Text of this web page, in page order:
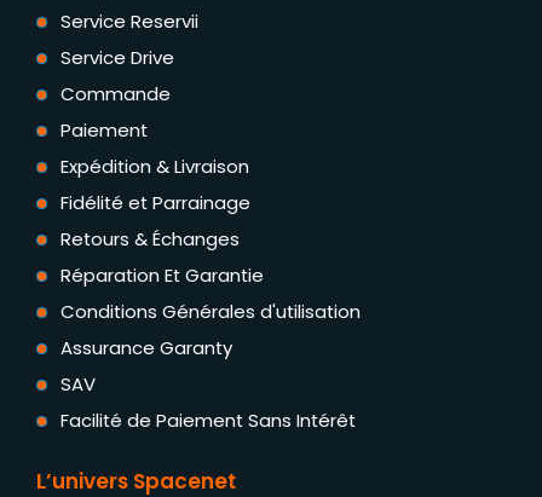
Service Reservii
Service Drive
Commande
Paiement
Expédition & Livraison
Fidélité et Parrainage
Retours & Échanges
Réparation Et Garantie
Conditions Générales d'utilisation
Assurance Garanty
SAV
Facilité de Paiement Sans Intérêt
L’univers Spacenet